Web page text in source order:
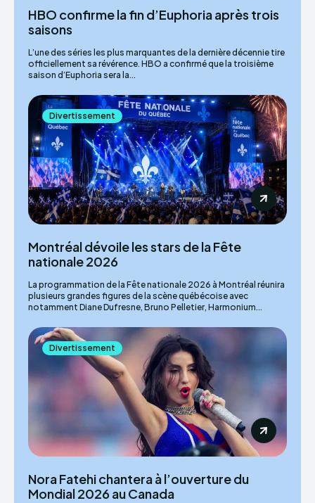
HBO confirme la fin d’Euphoria après trois
saisons
L’une des séries les plus marquantes de la dernière décennie tire
officiellement sa révérence. HBO a confirmé que la troisième
saison d’Euphoria sera la...
Divertissement
Montréal dévoile les stars de la Fête
nationale 2026
La programmation de la Fête nationale 2026 à Montréal réunira
plusieurs grandes figures de la scène québécoise avec
notamment Diane Dufresne, Bruno Pelletier, Harmonium...
Divertissement
Nora Fatehi chantera à l’ouverture du
Mondial 2026 au Canada